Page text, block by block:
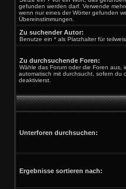
gefunden werden darf. Verwende
wenn nur eines der Wörter gefunden
Übereinstimmungen.
Zu suchender Autor:
Benutze ein * als Platzhalter für
Zu durchsuchende Foren:
Wähle das Forum oder die Foren aus,
automatisch mit durchsucht, sofern du
deaktivierst.
Unterforen durchsuchen:
Ergebnisse sortieren nach: